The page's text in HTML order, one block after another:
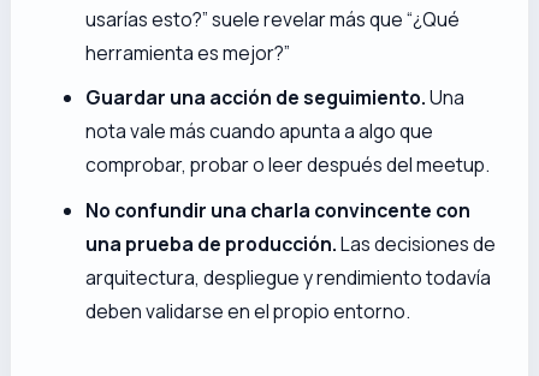
usarías esto?” suele revelar más que “¿Qué
herramienta es mejor?”
Guardar una acción de seguimiento.Una
nota vale más cuando apunta a algo que
comprobar, probar o leer después del meetup.
No confundir una charla convincente con
una prueba de producción.Las decisiones de
arquitectura, despliegue y rendimiento todavía
deben validarse en el propio entorno.